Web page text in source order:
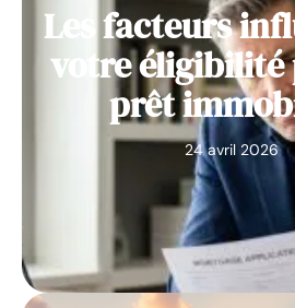
Les facteurs
votre éligibilité
prêt
24 avril 2026